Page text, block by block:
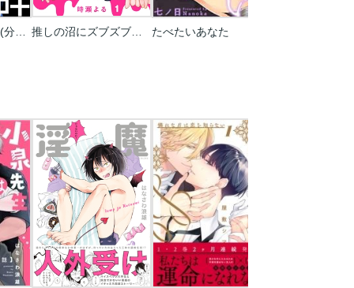
完璧上司の悪い癖(分冊版) 推しの沼にズブズブでズボズボです。 たべたいあなた